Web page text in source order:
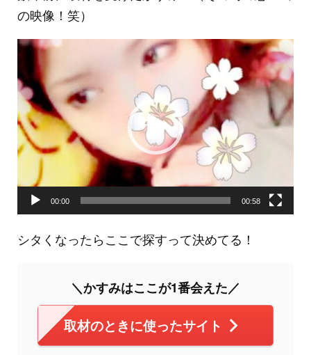
の映像！笑）
動
画
プ
レ
ー
ヤ
ー
00:00 00:58
シタくなったらここで探すって決めてる！
＼かすみはここが1番会えた／
取材のときに使ったサイト